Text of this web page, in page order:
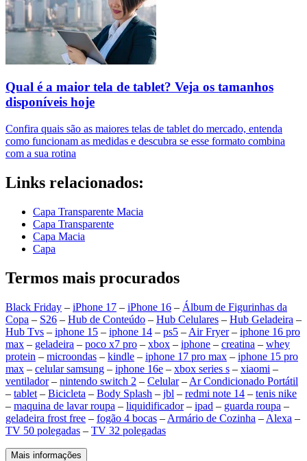
Qual é a maior tela de tablet? Veja os tamanhos
disponíveis hoje
Confira quais são as maiores telas de tablet do mercado, entenda
como funcionam as medidas e descubra se esse formato combina
com a sua rotina
Links relacionados:
Capa Transparente Macia
Capa Transparente
Capa Macia
Capa
Termos mais procurados
Black Friday – iPhone 17 – iPhone 16 – Álbum de Figurinhas da
Copa – S26 – Hub de Conteúdo – Hub Celulares – Hub Geladeira –
Hub Tvs – iphone 15 – iphone 14 – ps5 – Air Fryer– iphone 16 pro
max – geladeira – poco x7 pro – xbox – iphone – creatina – whey
protein – microondas – kindle – iphone 17 pro max – iphone 15 pro
max – celular samsung – iphone 16e – xbox series s – xiaomi –
ventilador– nintendo switch 2 – Celular– Ar Condicionado Portátil
– tablet – Bicicleta – Body Splash – jbl – redmi note 14 – tenis nike
– maquina de lavar roupa – liquidificador– ipad – guarda roupa –
geladeira frost free – fogão 4 bocas – Armário de Cozinha – Alexa –
TV 50 polegadas – TV 32 polegadas
Mais informações